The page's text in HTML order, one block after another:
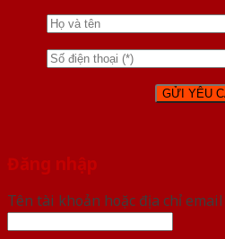
Đăng nhập
Tên tài khoản hoặc địa chỉ email